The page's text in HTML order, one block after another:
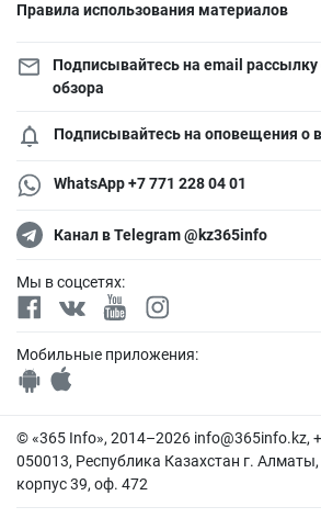
Правила использования материалов
Подписывайтесь на email
обзора
Подписывайтесь на оповещения о
WhatsApp +7 771 228 04 01
Канал в Telegram @kz365info
Мы в соцсетях:
Мобильные приложения:
© «365 Info», 2014–2026 info@365info.kz,
050013, Республика Казахстан г.
корпус 39, оф. 472